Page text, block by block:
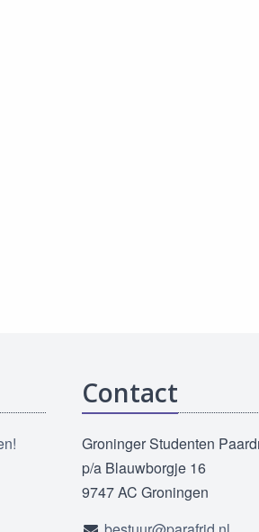
Contact
Groninger Studenten
p/a Blauwborgje 16
9747 AC Groningen